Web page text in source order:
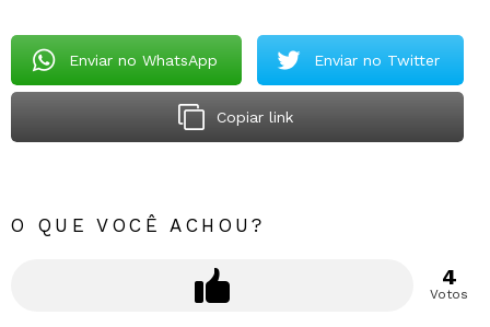
Enviar no WhatsApp Enviar no Twitter
Copiar link
O QUE VOCÊ ACHOU?
4
Votos